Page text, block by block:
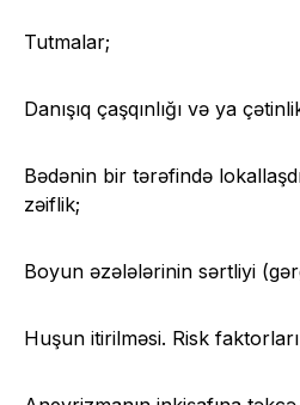
Tutmalar;
Danışıq çaşqınlığı və ya
Bədənin bir tərəfində
zəiflik;
Boyun əzələlərinin sərtliyi
Huşun itirilməsi. Risk faktorları